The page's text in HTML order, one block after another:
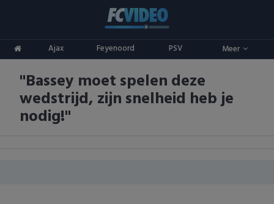
Ajax Feyenoord PSV Meer
ADO Den Haag
Ajax
AZ
Competities
Eredivisie
Keuken Kampioen Divisie
Oranje
Goals & Samenvattingen
"Bassey moet spelen deze
wedstrijd, zijn snelheid heb je
nodig!"